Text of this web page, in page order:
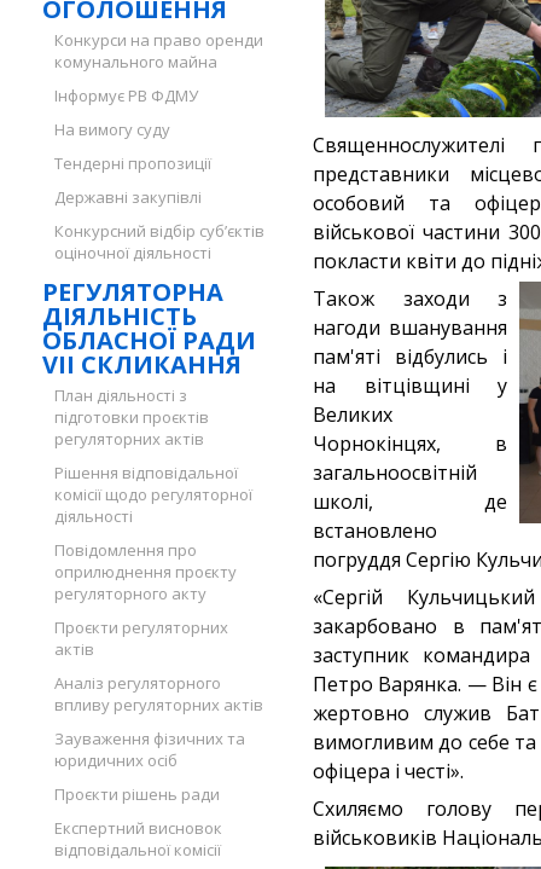
ОГОЛОШЕННЯ
Конкурси на право оренди
комунального майна
Інформує РВ ФДМУ
На вимогу суду
Тендерні пропозиції
Державні закупівлі
Конкурсний відбір суб’єктів
оціночної діяльності
РЕГУЛЯТОРНА
ДІЯЛЬНІСТЬ
ОБЛАСНОЇ РАДИ
VII СКЛИКАННЯ
План діяльності з
підготовки проєктів
регуляторних актів
Рішення відповідальної
комісії щодо регуляторної
діяльності
Повідомлення про
оприлюднення проєкту
регуляторного акту
Проєкти регуляторних
актів
Аналіз регуляторного
впливу регуляторних актів
Зауваження фізичних та
юридичних осіб
Проєкти рішень ради
Експертний висновок
відповідальної комісії
Священнослужителі
представники
особовий та
військової частини
покласти квіти до
Також заходи з
нагоди вшанування
пам'яті відбулись і
на вітцівщині у
Великих
Чорнокінцях, в
загальноосвітній
школі, де
встановлено
погруддя Сергію
«Сергій
закарбовано в
заступник
Петро Варянка. — Він
жертовно служив
вимогливим до себе
офіцера і честі».
Схиляємо голову
військовиків